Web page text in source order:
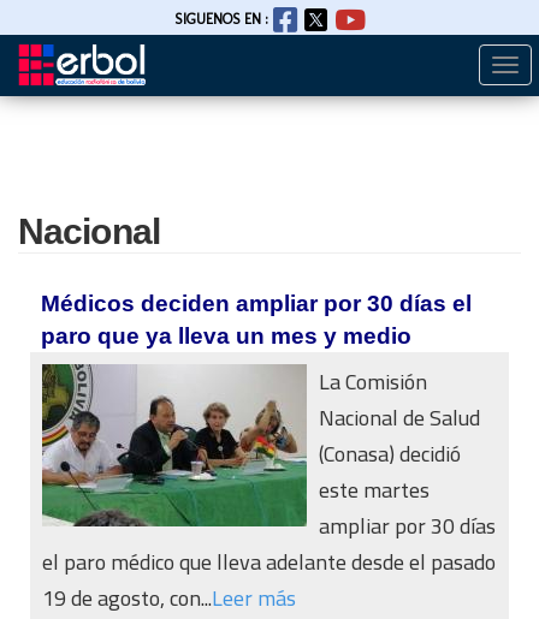
Pasar
SIGUENOS EN :
Nacional
Médicos deciden ampliar por 30 días el
paro que ya lleva un mes y medio
La Comisión
Nacional de Salud
(Conasa) decidió
este martes
ampliar por 30 días
el paro médico que lleva adelante desde el pasado
19 de agosto, con...Leer más